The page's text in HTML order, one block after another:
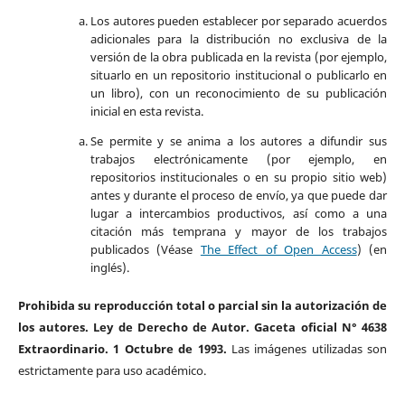
Los autores pueden establecer por separado acuerdos
adicionales para la distribución no exclusiva de la
versión de la obra publicada en la revista (por ejemplo,
situarlo en un repositorio institucional o publicarlo en
un libro), con un reconocimiento de su publicación
inicial en esta revista.
Se permite y se anima a los autores a difundir sus
trabajos electrónicamente (por ejemplo, en
repositorios institucionales o en su propio sitio web)
antes y durante el proceso de envío, ya que puede dar
lugar a intercambios productivos, así como a una
citación más temprana y mayor de los trabajos
publicados (Véase The Effect of Open Access) (en
inglés).
Prohibida su reproducción total o parcial sin la autorización de
los autores. Ley de Derecho de Autor. Gaceta oficial N° 4638
Extraordinario. 1 Octubre de 1993. Las imágenes utilizadas son
estrictamente para uso académico.